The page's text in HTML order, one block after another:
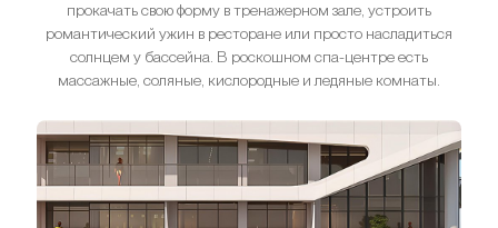
прокачать свою форму в тренажерном зале, устроить
романтический ужин в ресторане или просто насладиться
солнцем у бассейна. В роскошном спа-центре есть
массажные, соляные, кислородные и ледяные комнаты.